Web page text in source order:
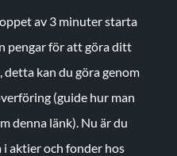
av 3 minuter starta
pengar för att göra ditt
kan du göra genom
(guide hur man
denna länk). Nu är du
aktier och fonder hos